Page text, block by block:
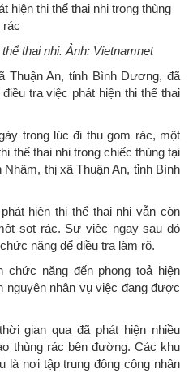
thai nhi. Ảnh: Vietnamnet
Thuận An, tỉnh Bình Dương, đã
tra việc phát hiện thi thể thai
trong lúc đi thu gom rác, một
thể thai nhi trong chiếc thùng tại
thị xã Thuận An, tỉnh Bình
hiện thi thể thai nhi vẫn còn
sọt rác. Sự việc ngay sau đó
năng để điều tra làm rõ.
năng đến phong toả hiện
nguyên nhân vụ việc đang được
gian qua đã phát hiện nhiều
thùng rác bên đường. Các khu
là nơi tập trung đông công nhân